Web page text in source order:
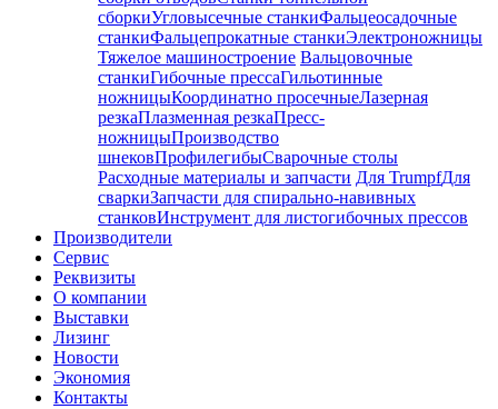
сборкиУгловысечные станкиФальцеосадочные
станкиФальцепрокатные станкиЭлектроножницы
Тяжелое машиностроение Вальцовочные
станкиГибочные прессаГильотинные
ножницыКоординатно просечныеЛазерная
резкаПлазменная резкаПресс-
ножницыПроизводство
шнековПрофилегибыСварочные столы
Расходные материалы и запчасти Для TrumpfДля
сваркиЗапчасти для спирально-навивных
станковИнструмент для листогибочных прессов
Производители
Сервис
Реквизиты
О компании
Выставки
Лизинг
Новости
Экономия
Контакты